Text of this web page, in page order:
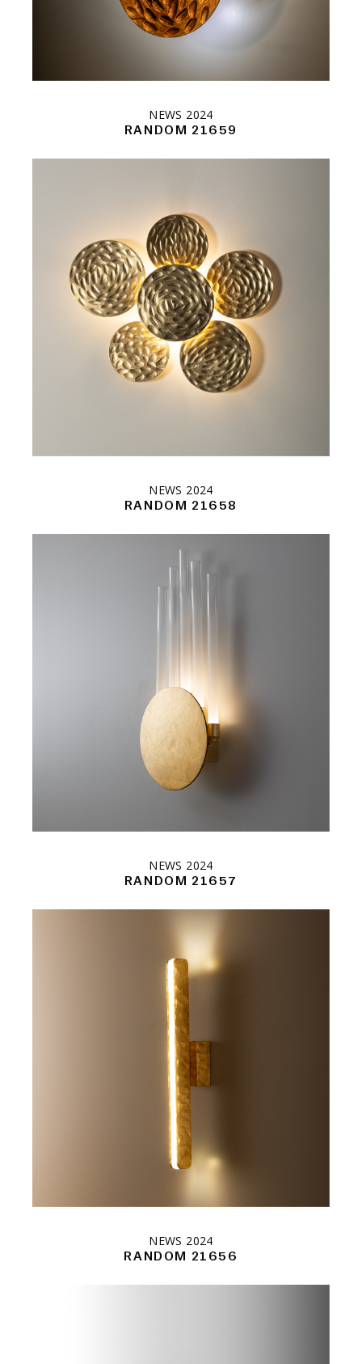
NEWS 2024
RANDOM 21659
NEWS 2024
RANDOM 21658
NEWS 2024
RANDOM 21657
NEWS 2024
RANDOM 21656